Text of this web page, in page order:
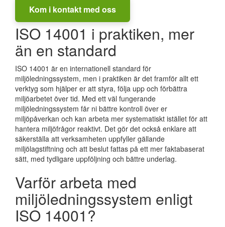
Kom i kontakt med oss
ISO 14001 i praktiken, mer
än en standard
ISO 14001 är en internationell standard för
miljöledningssystem, men i praktiken är det framför allt ett
verktyg som hjälper er att styra, följa upp och förbättra
miljöarbetet över tid. Med ett väl fungerande
miljöledningssystem får ni bättre kontroll över er
miljöpåverkan och kan arbeta mer systematiskt istället för att
hantera miljöfrågor reaktivt. Det gör det också enklare att
säkerställa att verksamheten uppfyller gällande
miljölagstiftning och att beslut fattas på ett mer faktabaserat
sätt, med tydligare uppföljning och bättre underlag.
Varför arbeta med
miljöledningssystem enligt
ISO 14001?